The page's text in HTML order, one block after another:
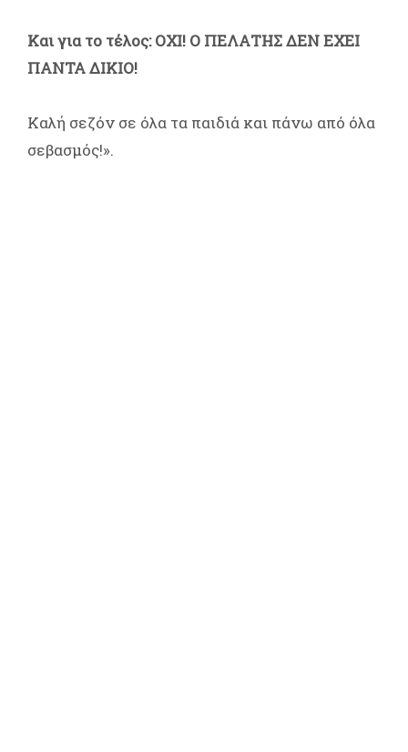
Και για το τέλος: ΟΧΙ! Ο ΠΕΛΑΤΗΣ ΔΕΝ ΕΧΕΙ
ΠΑΝΤΑ ΔΙΚΙΟ!
Καλή σεζόν σε όλα τα παιδιά και πάνω από όλα
σεβασμός!».